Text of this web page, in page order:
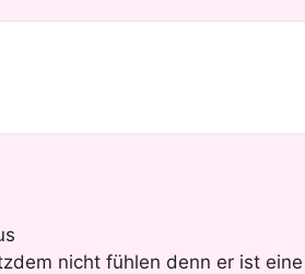
nicht fühlen denn er ist eine